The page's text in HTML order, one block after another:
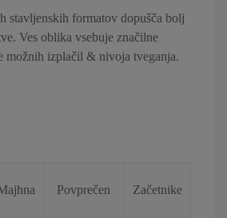
stavljenskih formatov dopušča bolj
Ves oblika vsebuje značilne
možnih izplačil & nivoja tveganja.
Povprečen Začetnike